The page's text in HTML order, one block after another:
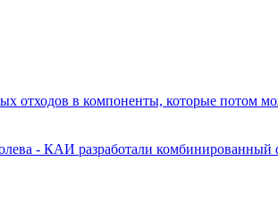
отходов в компоненты, которые потом
- КАИ разработали комбинированный